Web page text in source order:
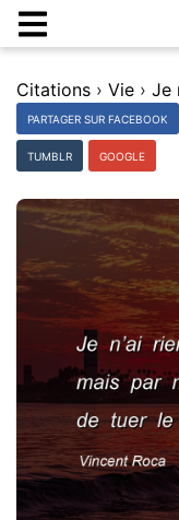
Citations › Vie ›
PARTAGER SUR FACEBOOK
TUMBLR GOOGLE